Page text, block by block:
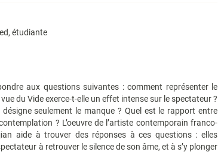
étudiante
aux questions suivantes : comment représenter le
du Vide exerce-t-elle un effet intense sur le spectateur ?
désigne seulement le manque ? Quel est le rapport entre
? L’oeuvre de l’artiste contemporain franco-
aide à trouver des réponses à ces questions : elles
à retrouver le silence de son âme, et à s’y plonger